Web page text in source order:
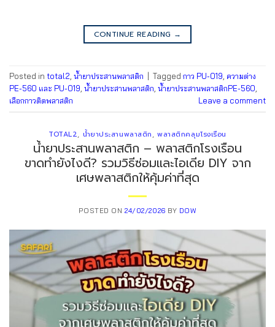
CONTINUE READING →
Posted in total2, น้ำยาประสานพลาสติก Tagged กาว PU-019, ความต่าง
PE-560 และ PU-019, น้ำยาประสานพลาสติก, น้ำยาประสานพลาสติกPE-560,
เลือกกาวติดพลาสติก
Leave a comment
TOTAL2, น้ำยาประสานพลาสติก,พลาสติกคลุมโรงเรือน
น้ำยาประสานพลาสติก – พลาสติกโรงเรือน
ขาดทำยังไงดี? รวมวิธีซ่อมและไอเดีย DIY จาก
เศษพลาสติกให้คุ้มค่าที่สุด
POSTED ON24/02/2026 BY DOW